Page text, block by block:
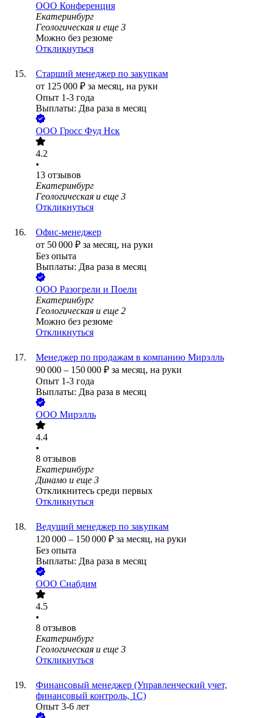
ООО Конференция
Екатеринбург
Геологическая и еще 3
Можно без резюме
Откликнуться
Старший менеджер по закупкам
от 125 000 ₽ за месяц, на руки
Опыт 1-3 года
Выплаты: Два раза в месяц
ООО Гросс Фуд Нск
4.2
•
13 отзывов
Екатеринбург
Геологическая и еще 3
Откликнуться
Офис-менеджер
от 50 000 ₽ за месяц, на руки
Без опыта
Выплаты: Два раза в месяц
ООО Разогрели и Поели
Екатеринбург
Геологическая и еще 2
Можно без резюме
Откликнуться
Менеджер по продажам в компанию Мирэлль
90 000 – 150 000 ₽ за месяц, на руки
Опыт 1-3 года
Выплаты: Два раза в месяц
ООО Мирэлль
4.4
•
8 отзывов
Екатеринбург
Динамо и еще 3
Откликнитесь среди первых
Откликнуться
Ведущий менеджер по закупкам
120 000 – 150 000 ₽ за месяц, на руки
Без опыта
Выплаты: Два раза в месяц
ООО Снабдим
4.5
•
8 отзывов
Екатеринбург
Геологическая и еще 3
Откликнуться
Финансовый менеджер (Управленческий учет,
финансовый контроль, 1С)
Опыт 3-6 лет